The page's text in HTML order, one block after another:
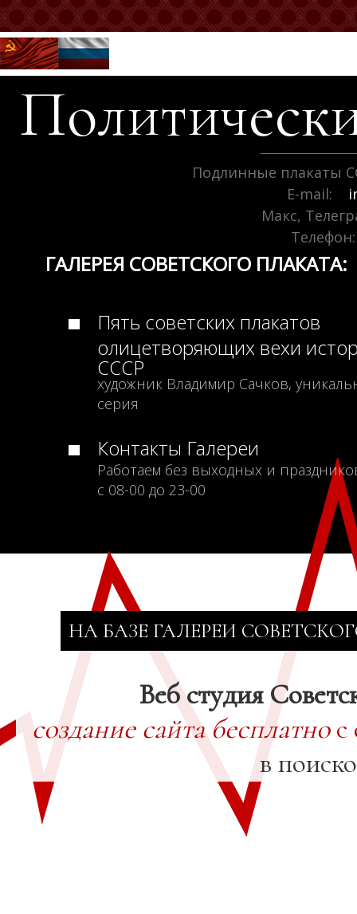
Подлинные плакаты
E-mail:
Макс,
Телефон:
ГАЛЕРЕЯ СОВЕТСКОГО ПЛАКАТА:
Пять советских плакатов
олицетворяющих вехи
СССР
художник Владимир Сачков,
серия
Контакты Галереи
Работаем без выходных и
с 08-00 до 23-00
НА БАЗЕ ГАЛЕРЕИ
Веб студия
создание сайта бесплатнос
в